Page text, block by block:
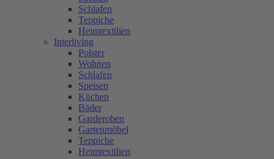
Schlafen
Teppiche
Heimtextilien
Interliving
Polster
Wohnen
Schlafen
Speisen
Küchen
Bäder
Garderoben
Gartenmöbel
Teppiche
Heimtextilien